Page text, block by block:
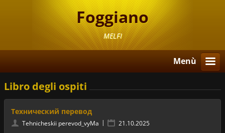
Foggiano
MELFI
Menù
Libro degli ospiti
Технический перевод
Tehnicheskii perevod_vyMa | 21.10.2025